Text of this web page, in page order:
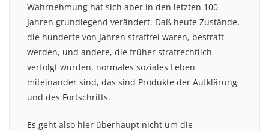
Wahrnehmung hat sich aber in den letzten 100
Jahren grundlegend verändert. Daß heute Zustände,
die hunderte von Jahren straffrei waren, bestraft
werden, und andere, die früher strafrechtlich
verfolgt wurden, normales soziales Leben
miteinander sind, das sind Produkte der Aufklärung
und des Fortschritts.
Es geht also hier überhaupt nicht um die